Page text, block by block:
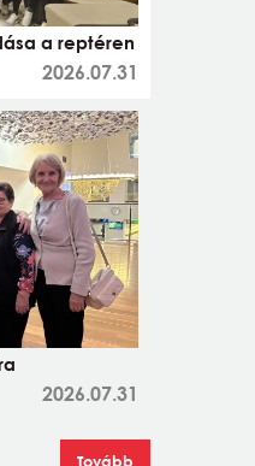
a reptéren
2026.07.31
2026.07.31
Tovább